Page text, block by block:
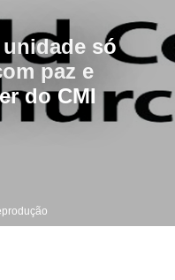
só
paz e
do CMI